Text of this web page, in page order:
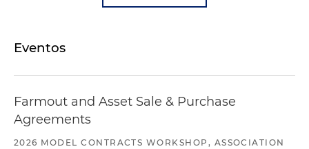
Eventos
Farmout and Asset Sale & Purchase
Agreements
2026 MODEL CONTRACTS WORKSHOP, ASSOCIATION